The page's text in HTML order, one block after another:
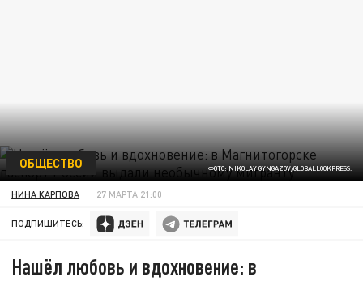
ФОТО: NIKOLAY GYNGAZOV/GLOBALLOOKPRESS.
ОБЩЕСТВО
НИНА КАРПОВА 27 МАРТА 21:00
ПОДПИШИТЕСЬ:
Нашёл любовь и вдохновение: в